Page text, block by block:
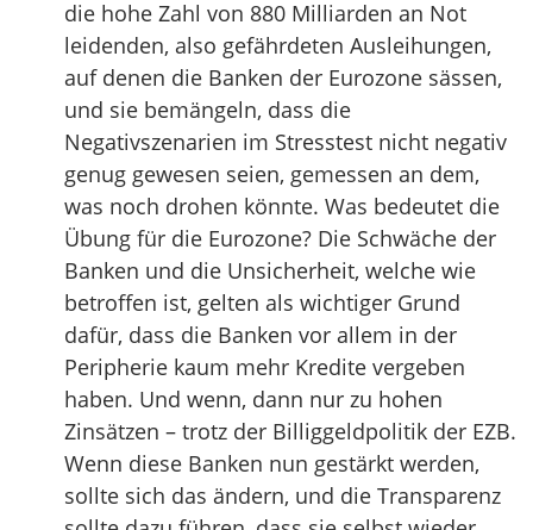
die hohe Zahl von 880 Milliarden an Not
leidenden, also gefährdeten Ausleihungen,
auf denen die Banken der Eurozone sässen,
und sie bemängeln, dass die
Negativszenarien im Stresstest nicht negativ
genug gewesen seien, gemessen an dem,
was noch drohen könnte. Was bedeutet die
Übung für die Eurozone? Die Schwäche der
Banken und die Unsicherheit, welche wie
betroffen ist, gelten als wichtiger Grund
dafür, dass die Banken vor allem in der
Peripherie kaum mehr Kredite vergeben
haben. Und wenn, dann nur zu hohen
Zinsätzen – trotz der Billiggeldpolitik der EZB.
Wenn diese Banken nun gestärkt werden,
sollte sich das ändern, und die Transparenz